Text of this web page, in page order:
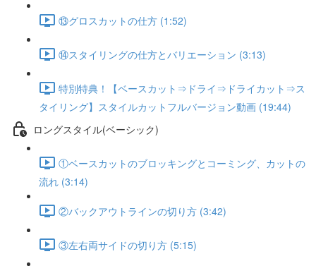
⑬グロスカットの仕方 (1:52)
⑭スタイリングの仕方とバリエーション (3:13)
特別特典！【ベースカット⇒ドライ⇒ドライカット⇒ス
タイリング】スタイルカットフルバージョン動画 (19:44)
ロングスタイル(ベーシック)
①ベースカットのブロッキングとコーミング、カットの
流れ (3:14)
②バックアウトラインの切り方 (3:42)
③左右両サイドの切り方 (5:15)